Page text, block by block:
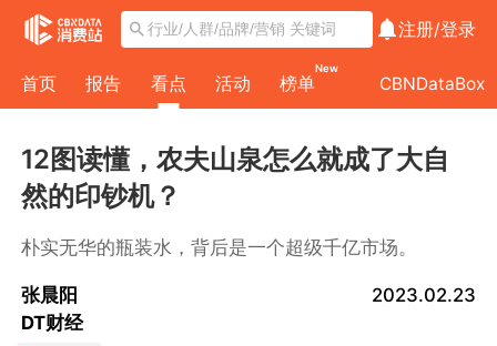
注册/登录
首页 报告 看点 活动 榜单
New
CBNDataBox
12图读懂，农夫山泉怎么就成了大自
然的印钞机？
朴实无华的瓶装水，背后是一个超级千亿市场。
张晨阳
DT财经
2023.02.23